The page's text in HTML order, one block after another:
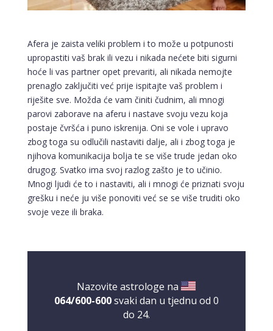
Afera je zaista veliki problem i to može u potpunosti
upropastiti vaš brak ili vezu i nikada nećete biti sigurni
hoće li vas partner opet prevariti, ali nikada nemojte
prenaglo zaključiti već prije ispitajte vaš problem i
riješite sve. Možda će vam činiti čudnim, ali mnogi
parovi zaborave na aferu i nastave svoju vezu koja
postaje čvršća i puno iskrenija. Oni se vole i upravo
zbog toga su odlučili nastaviti dalje, ali i zbog toga je
njihova komunikacija bolja te se više trude jedan oko
drugog. Svatko ima svoj razlog zašto je to učinio.
Mnogi ljudi će to i nastaviti, ali i mnogi će priznati svoju
grešku i neće ju više ponoviti već se se više truditi oko
svoje veze ili braka.
Nazovite astrologe na
064/600-600svaki dan u tjednu od 0
do 24.